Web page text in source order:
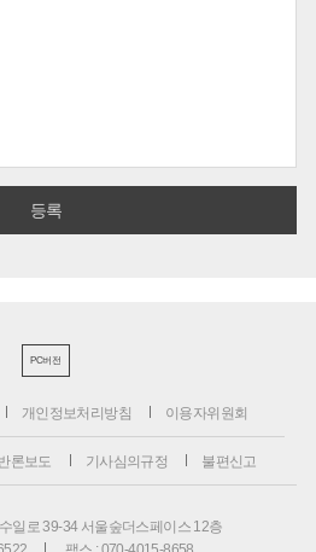
PC버전
개인정보처리방침 이용자위원회
론보도 기사심의규정 불편신고
일로 39-34 서울숲더스페이스 12층